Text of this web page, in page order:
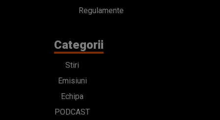
Regulamente
Categorii
Stiri
Emisiuni
Echipa
PODCAST